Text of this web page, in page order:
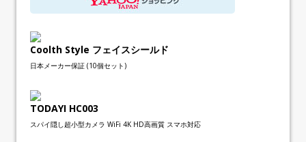
Coolth Style フェイスシールド
日本メーカー保証 (10個セット)
TODAYI HC003
スパイ隠し超小型カメラ WiFi 4K HD高画質 スマホ対応